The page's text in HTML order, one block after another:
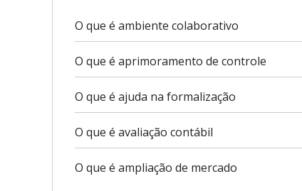
O que é ambiente colaborativo
O que é aprimoramento de controle
O que é ajuda na formalização
O que é avaliação contábil
O que é ampliação de mercado